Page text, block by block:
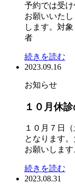
予約では受
お願いいた
します。対
者 窓
続きを読む
2023.09.16
お知らせ
１０月休
１０月７日
となります
お願いします
続きを読む
2023.08.31